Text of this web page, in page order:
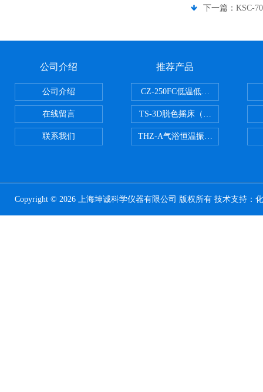
下一篇： KSC-
公司介绍
公司介绍
在线留言
联系我们
推荐产品
CZ-250FC低温低湿种子储藏柜
TS-3D脱色摇床（三维运动）
THZ-A气浴恒温振荡器
Copyright © 2026 上海坤诚科学仪器有限公司 版权所有 技术支持：